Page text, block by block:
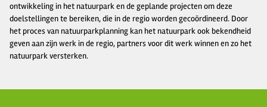
ontwikkeling in het natuurpark en de geplande projecten om deze
doelstellingen te bereiken, die in de regio worden gecoördineerd. Door
het proces van natuurparkplanning kan het natuurpark ook bekendheid
geven aan zijn werk in de regio, partners voor dit werk winnen en zo het
natuurpark versterken.